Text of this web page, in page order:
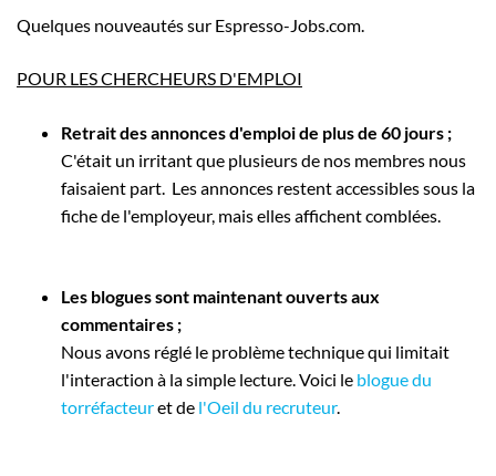
Nos chroniques
Employeurs
Publiez une offre d'emploi
Quelques nouveautés sur Espresso-Jobs.com.
POUR LES CHERCHEURS D'EMPLOI
Retrait des annonces d'emploi de plus de 60 jours ;
C'était un irritant que plusieurs de nos membres nous
faisaient part. Les annonces restent accessibles sous la
fiche de l'employeur, mais elles affichent comblées.
Les blogues sont maintenant ouverts aux
commentaires ;
Nous avons réglé le problème technique qui limitait
l'interaction à la simple lecture. Voici le blogue du
torréfacteuret de l'Oeil du recruteur.